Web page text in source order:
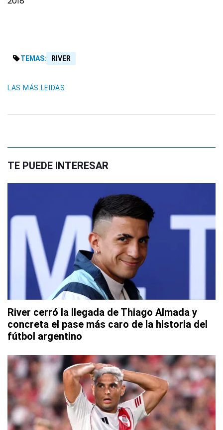
TEMAS: RIVER
LAS MÁS LEIDAS
TE PUEDE INTERESAR
River cerró la llegada de Thiago Almada y
concreta el pase más caro de la historia del
fútbol argentino